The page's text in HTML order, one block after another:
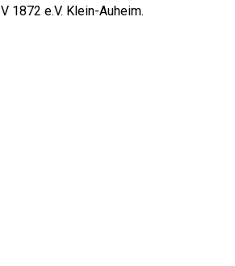
1872 e.V. Klein-Auheim.